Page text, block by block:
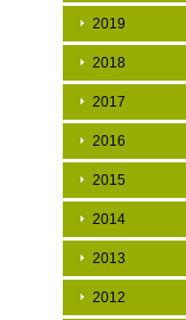
2019
2018
2017
2016
2015
2014
2013
2012